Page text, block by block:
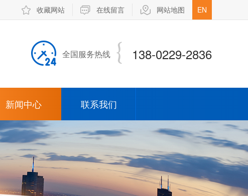
收藏网站 在线留言 网站地图 EN
全国服务热线 138-0229-2836
新闻中心
公司新闻
行业新闻
充电弹簧针
联系我们